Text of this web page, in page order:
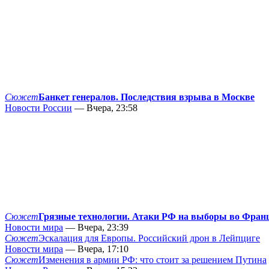
СюжетБанкет генералов. Последствия взрыва в Москве
Новости России — Вчера, 23:58
СюжетГрязные технологии. Атаки РФ на выборы во
Новости мира — Вчера, 23:39
СюжетЭскалация для Европы. Российский дрон в Лейпциге
Новости мира — Вчера, 17:10
СюжетИзменения в армии РФ: что стоит за решением Путина